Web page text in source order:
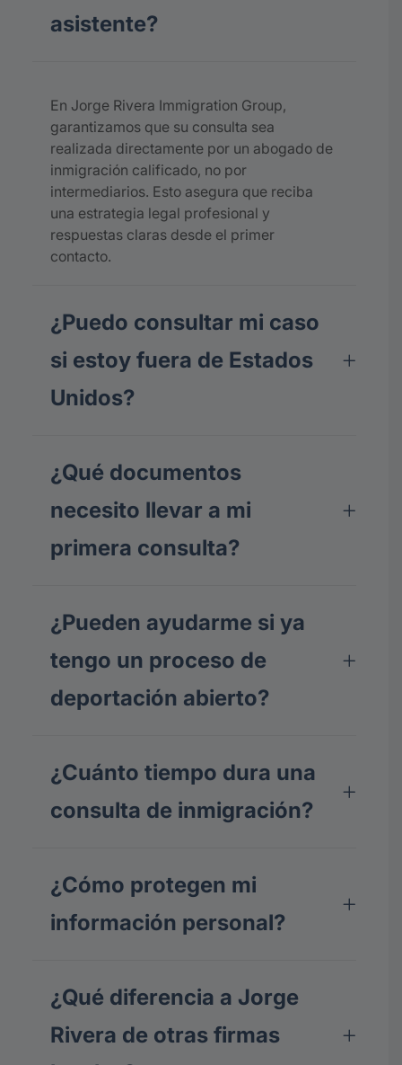
asistente?
En Jorge Rivera Immigration Group,
garantizamos que su consulta sea
realizada directamente por un abogado de
inmigración calificado, no por
intermediarios. Esto asegura que reciba
una estrategia legal profesional y
respuestas claras desde el primer
contacto.
¿Puedo consultar mi caso
si estoy fuera de Estados
Unidos?
¿Qué documentos
necesito llevar a mi
primera consulta?
¿Pueden ayudarme si ya
tengo un proceso de
deportación abierto?
¿Cuánto tiempo dura una
consulta de inmigración?
¿Cómo protegen mi
información personal?
¿Qué diferencia a Jorge
Rivera de otras firmas